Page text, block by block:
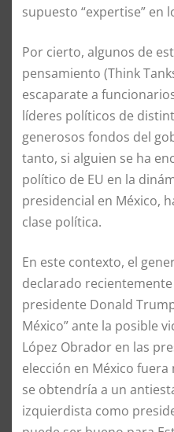
supuesto “expertise” en
Por cierto, algunos de
pensamiento (Think
escaparate a
líderes políticos de
generosos fondos del
tanto, si alguien se ha
político de EU en la
presidencial en México,
clase política.
En este contexto, el
declarado
presidente Donald
México” ante la posible
López Obrador en las
elección en México
se obtendría a un
izquierdista como